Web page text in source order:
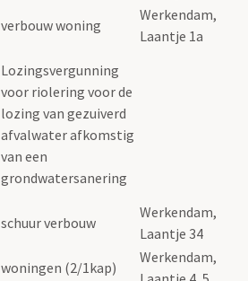
verbouw woning
Werkendam,
Laantje 1a
Lozingsvergunning
voor riolering voor de
lozing van gezuiverd
afvalwater afkomstig
van een
grondwatersanering
schuur verbouw
Werkendam,
Laantje 34
woningen (2/1kap)
Werkendam,